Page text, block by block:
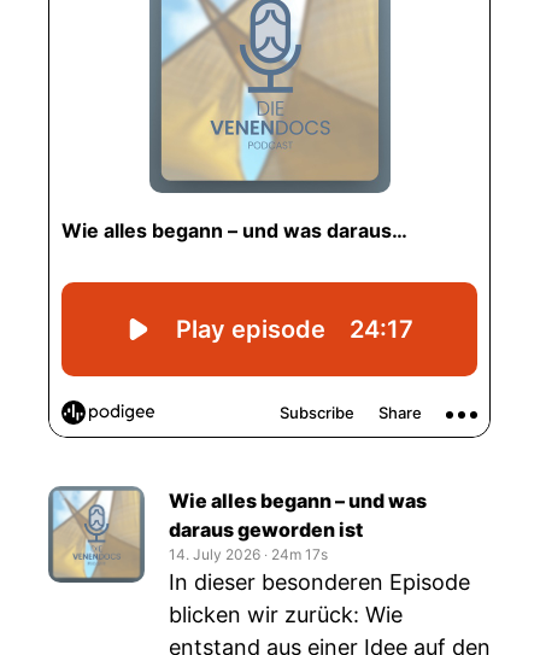
Wie alles begann – und was
daraus geworden ist
14. July 2026 ‧ 24m 17s
In dieser besonderen Episode
blicken wir zurück: Wie
entstand aus einer Idee auf den